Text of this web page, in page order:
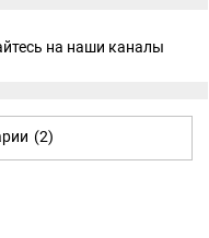
на наши каналы
(2)